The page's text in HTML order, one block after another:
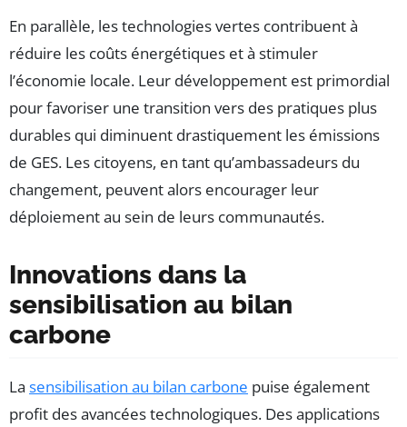
En parallèle, les technologies vertes contribuent à
réduire les coûts énergétiques et à stimuler
l’économie locale. Leur développement est primordial
pour favoriser une transition vers des pratiques plus
durables qui diminuent drastiquement les émissions
de GES. Les citoyens, en tant qu’ambassadeurs du
changement, peuvent alors encourager leur
déploiement au sein de leurs communautés.
Innovations dans la
sensibilisation au bilan
carbone
La sensibilisation au bilan carbone puise également
profit des avancées technologiques. Des applications